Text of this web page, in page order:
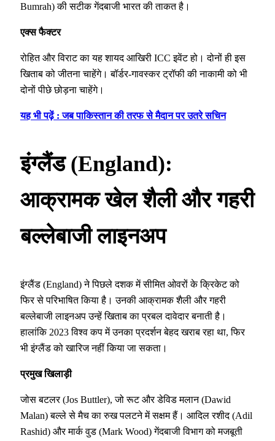
Bumrah) की सटीक गेंदबाजी भारत की ताकत है।
एक्स फैक्टर
रोहित और विराट का यह शायद आखिरी ICC इवेंट हो। दोनों ही इस
खिताब को जीतना चाहेंगे। बॉर्डर-गावस्कर ट्रॉफी की नाकामी को भी
दोनों पीछे छोड़ना चाहेंगे।
यह भी पढ़ें : जब पाकिस्तान की तरफ से मैदान पर उतरे सचिन
इंग्लैंड (England):
आक्रामक खेल शैली और गहरी
बल्लेबाजी लाइनअप
इंग्लैंड (England) ने पिछले दशक में सीमित ओवरों के क्रिकेट को
फिर से परिभाषित किया है। उनकी आक्रामक शैली और गहरी
बल्लेबाजी लाइनअप उन्हें खिताब का प्रबल दावेदार बनाती है।
हालांकि 2023 विश्व कप में उनका प्रदर्शन बेहद खराब रहा था, फिर
भी इंग्लैंड को खारिज नहीं किया जा सकता।
प्रमुख खिलाड़ी
जोस बटलर (Jos Buttler), जो रूट और डेविड मलान (Dawid
Malan) बल्ले से मैच का रुख पलटने में सक्षम हैं। आदिल रशीद (Adil
Rashid) और मार्क वुड (Mark Wood) गेंदबाजी विभाग को मजबूती